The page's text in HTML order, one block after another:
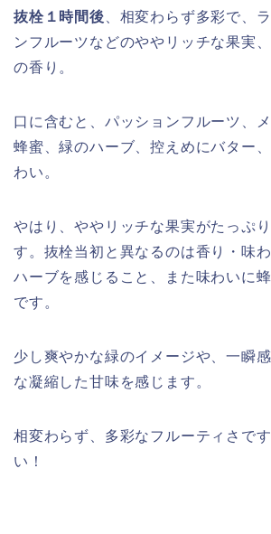
抜栓１時間後 、相変わらず多彩で、
ンフルーツなどのややリッチな果実
の香り。
口に含むと、パッションフルーツ、
蜂蜜、緑のハーブ、控えめにバター
わい。
やはり、ややリッチな果実がたっぷ
す。抜栓当初と異なるのは香り・味
ハーブを感じること、また味わいに
です。
少し爽やかな緑のイメージや、一瞬
な凝縮した甘味を感じます。
相変わらず、多彩なフルーティさで
い！